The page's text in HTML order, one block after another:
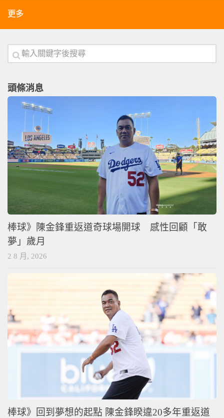
更多
頭條消息
棒球》陳金鋒重返道奇球場開球 感性回顧「敢
夢」歲月
2 8 月, 2026
棒球》回到夢想的起點 陳金鋒睽違20多年重返道